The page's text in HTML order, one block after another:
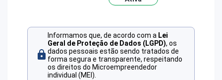
Informamos que, de acordo com a Lei
Geral de Proteção de Dados (LGPD), os
dados pessoais estão sendo tratados de
forma segura e transparente, respeitando
os direitos do Microempreendedor
individual (MEI).